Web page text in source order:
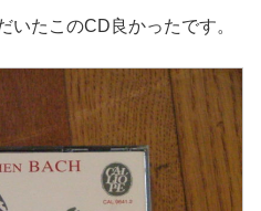
いたこのCD良かったです。